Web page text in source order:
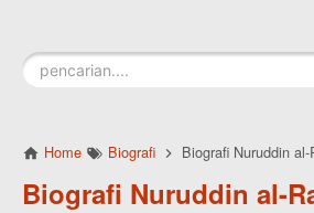
Home Biografi Biografi Nuruddin al-
Biografi Nuruddin al-